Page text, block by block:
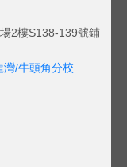
2樓S138-139號鋪
灣/牛頭角分校